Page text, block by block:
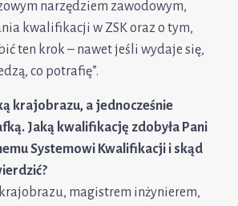
narzędziem zawodowym,
kwalifikacji w ZSK oraz o tym,
ten krok – nawet jeśli wydaje się,
co potrafię”.
krajobrazu, a jednocześnie
Jaką kwalifikację zdobyła Pani
Systemowi Kwalifikacji i skąd
magistrem inżynierem,